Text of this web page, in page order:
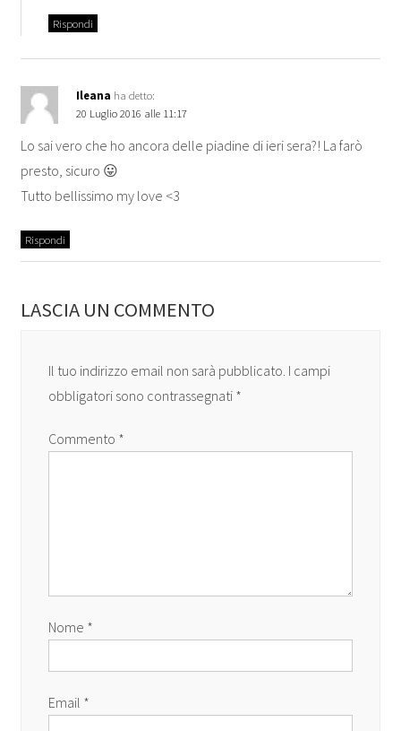
Rispondi
Ileana ha detto:
20 Luglio 2016 alle 11:17
Lo sai vero che ho ancora delle piadine di ieri sera?! La farò
presto, sicuro 😛
Tutto bellissimo my love <3
Rispondi
LASCIA UN COMMENTO
Il tuo indirizzo email non sarà pubblicato. I campi
obbligatori sono contrassegnati *
Commento *
Nome *
Email *